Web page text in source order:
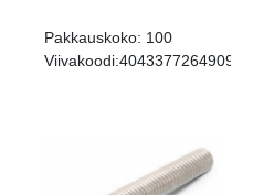
Pakkauskoko: 100
Viivakoodi:4043377264909